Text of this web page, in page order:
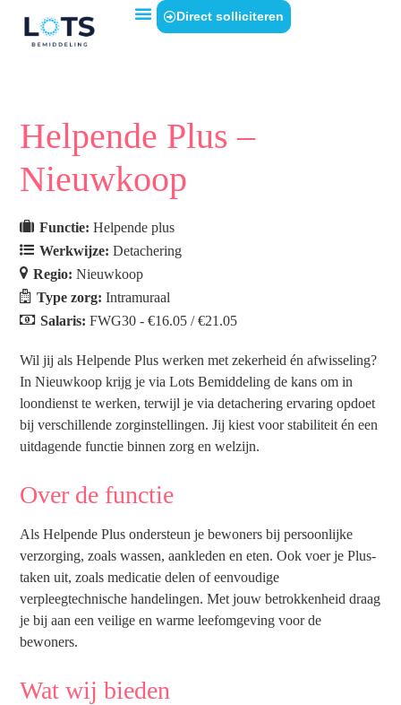
Direct solliciteren
Helpende Plus –
Nieuwkoop
Functie:Helpende plus
Werkwijze:Detachering
Regio:Nieuwkoop
Type zorg:Intramuraal
Salaris:FWG30 - €16.05 / €21.05
Wil jij als Helpende Plus werken met zekerheid én afwisseling?
In Nieuwkoop krijg je via Lots Bemiddeling de kans om in
loondienst te werken, terwijl je via detachering ervaring opdoet
bij verschillende zorginstellingen. Jij kiest voor stabiliteit én een
uitdagende functie binnen zorg en welzijn.
Over de functie
Als Helpende Plus ondersteun je bewoners bij persoonlijke
verzorging, zoals wassen, aankleden en eten. Ook voer je Plus-
taken uit, zoals medicatie delen of eenvoudige
verpleegtechnische handelingen. Met jouw betrokkenheid draag
je bij aan een veilige en warme leefomgeving voor de
bewoners.
Wat wij bieden